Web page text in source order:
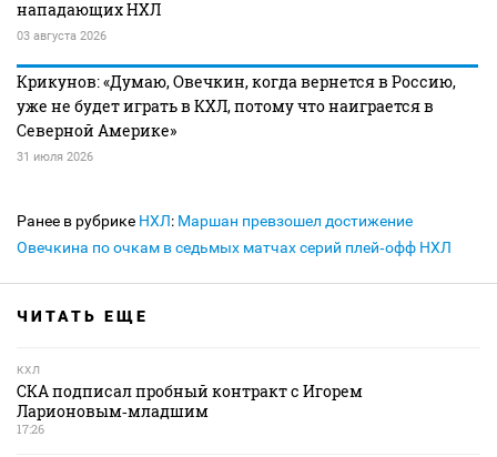
нападающих НХЛ
03 августа 2026
Крикунов: «Думаю, Овечкин, когда вернется в Россию,
уже не будет играть в КХЛ, потому что наиграется в
Северной Америке»
31 июля 2026
Ранее в рубрике НХЛ: Маршан превзошел достижение
Овечкина по очкам в седьмых матчах серий плей‑офф НХЛ
ЧИТАТЬ ЕЩЕ
КХЛ
СКА подписал пробный контракт с Игорем
Ларионовым‑младшим
17:26